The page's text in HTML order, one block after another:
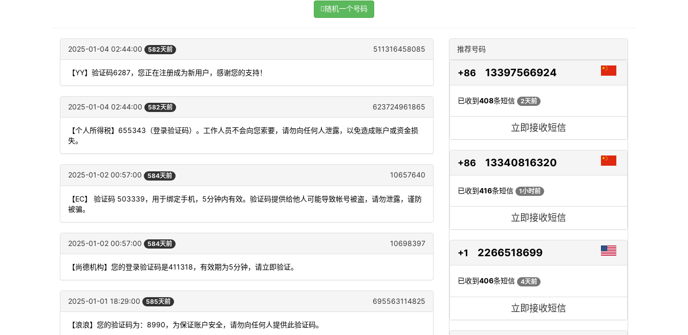
随机一个号码
2025-01-04 02:44:00 582天前 511316458085
【YY】验证码6287，您正在注册成为新用户，感谢您的支持！
2025-01-04 02:44:00 582天前 623724961865
【个人所得税】655343（登录验证码）。工作人员不会向您索要，请勿向任何人泄露，以免造成账户或资金损
失。
2025-01-02 00:57:00 584天前 10657640
【EC】 验证码 503339，用于绑定手机，5分钟内有效。验证码提供给他人可能导致帐号被盗，请勿泄露，谨防
被骗。
2025-01-02 00:57:00 584天前 10698397
【尚德机构】您的登录验证码是411318，有效期为5分钟，请立即验证。
2025-01-01 18:29:00 585天前 695563114825
【浪浪】您的验证码为：8990，为保证账户安全，请勿向任何人提供此验证码。
推荐号码
+86 13397566924
已收到408条短信 2天前
立即接收短信
+86 13340816320
已收到416条短信 1小时前
立即接收短信
+1 2266518699
已收到406条短信 4天前
立即接收短信